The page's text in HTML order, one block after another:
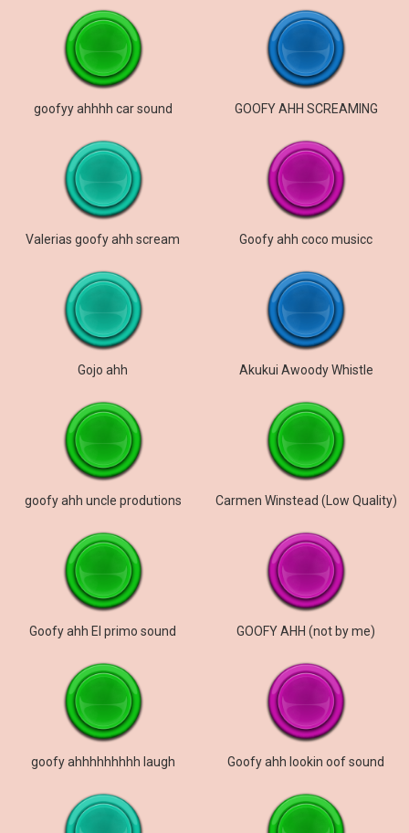
goofyy ahhhh car sound GOOFY AHH SCREAMING
Valerias goofy ahh scream Goofy ahh coco musicc
Gojo ahh Akukui Awoody Whistle
goofy ahh uncle produtions Carmen Winstead (Low Quality)
Goofy ahh El primo sound GOOFY AHH (not by me)
goofy ahhhhhhhhh laugh Goofy ahh lookin oof sound